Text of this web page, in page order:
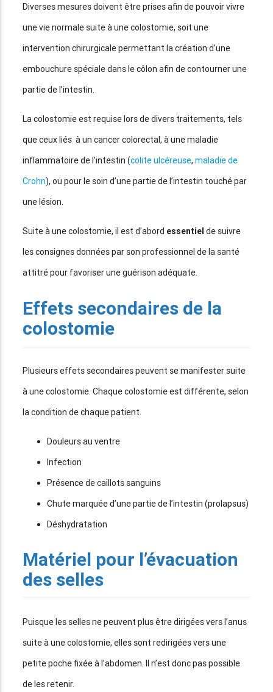
Diverses mesures doivent être prises afin de pouvoir vivre
une vie normale suite à une colostomie, soit une
intervention chirurgicale permettant la création d’une
embouchure spéciale dans le côlon afin de contourner une
partie de l’intestin.
La colostomie est requise lors de divers traitements, tels
que ceux liés à un cancer colorectal, à une maladie
inflammatoire de l’intestin (colite ulcéreuse,maladie de
Crohn), ou pour le soin d’une partie de l’intestin touché par
une lésion.
Suite à une colostomie, il est d’abord essentiel de suivre
les consignes données par son professionnel de la santé
attitré pour favoriser une guérison adéquate.
Effets secondaires de la
colostomie
Plusieurs effets secondaires peuvent se manifester suite
à une colostomie. Chaque colostomie est différente, selon
la condition de chaque patient.
Douleurs au ventre
Infection
Présence de caillots sanguins
Chute marquée d’une partie de l’intestin (prolapsus)
Déshydratation
Matériel pour l’évacuation
des selles
Puisque les selles ne peuvent plus être dirigées vers l’anus
suite à une colostomie, elles sont redirigées vers une
petite poche fixée à l’abdomen. Il n’est donc pas possible
de les retenir.